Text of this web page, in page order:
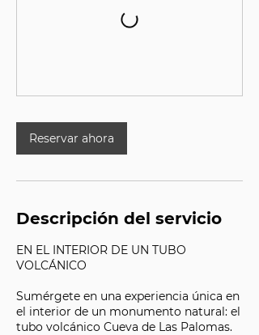
Reservar ahora
Descripción del servicio
EN EL INTERIOR DE UN TUBO
VOLCÁNICO
Sumérgete en una experiencia única en
el interior de un monumento natural: el
tubo volcánico Cueva de Las Palomas.